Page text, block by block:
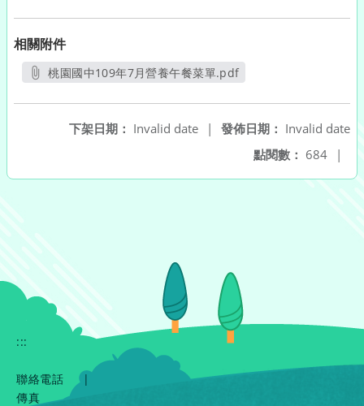
相關附件
桃園國中109年7月營養午餐菜單.pdf
發佈日期： Invalid date
下架日期： Invalid date
|
點閱數： 684 |
:::
聯絡電話
|
傳真